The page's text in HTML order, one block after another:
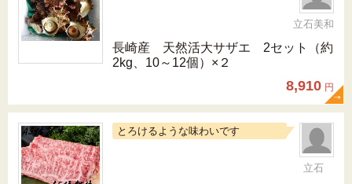
立石美和
長崎産 天然活大サザエ 2セット（約
2kg、10～12個）×２
8,910 円
とろけるような味わいです
立石